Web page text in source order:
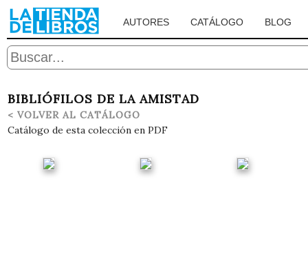
AUTORES CATÁLOGO BLOG
BIBLIÓFILOS DE LA AMISTAD
< VOLVER AL CATÁLOGO
Catálogo de esta colección en PDF